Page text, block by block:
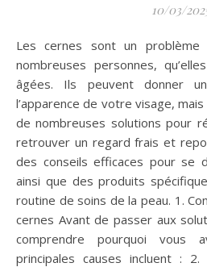
10/03/
Les cernes sont un problème courant qui affecte de
nombreuses personnes,
âgées. Ils peuvent donner
l’apparence de votre visage,
de nombreuses solutions pour
retrouver un regard frais et
des conseils efficaces pour se
ainsi que des produits
routine de soins de la peau. 1.
cernes Avant de passer aux
comprendre pourquoi vous
principales causes incluent :